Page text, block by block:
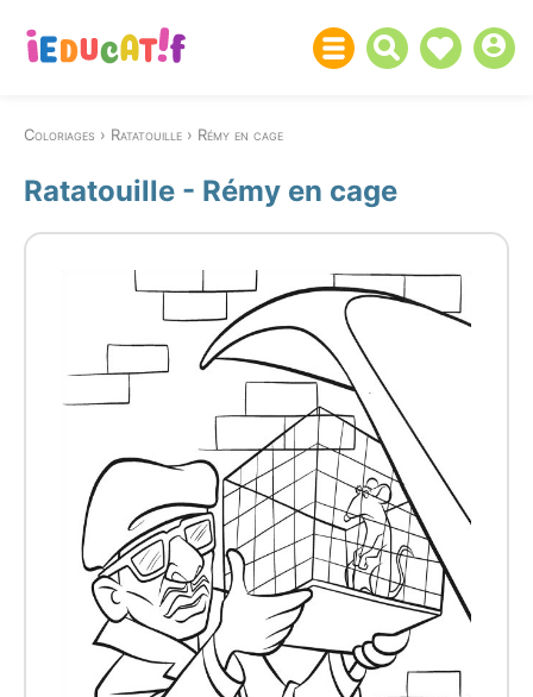
Coloriages Ratatouille Rémy en cage
Ratatouille - Rémy en cage